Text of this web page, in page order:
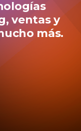
ventas y
más.